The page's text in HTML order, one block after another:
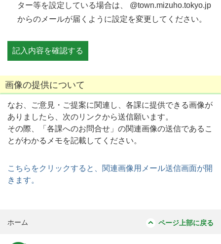
ター等を設定している場合は、
@town.mizuho.tokyo.jp
からのメールが届くように設定を変更してください。
画像の提供について
なお、ご意見・ご提案に関連し、各課に提供できる画像が
ありましたら、次のリンクから送信願います。
その際、「各課へのお問合せ」の関連画像の送信であるこ
とがわかるメモを記載してください。
こちらをクリックすると、関連画像用メール送信画面が開
きます。
ホーム ページ上部に戻る